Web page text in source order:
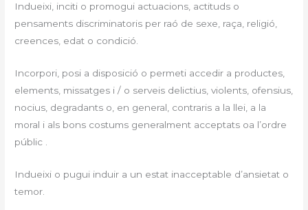
Indueixi, inciti o promogui actuacions, actituds o
pensaments discriminatoris per raó de sexe, raça, religió,
creences, edat o condició.
Incorpori, posi a disposició o permeti accedir a productes,
elements, missatges i / o serveis delictius, violents, ofensius,
nocius, degradants o, en general, contraris a la llei, a la
moral i als bons costums generalment acceptats oa l’ordre
públic .
Indueixi o pugui induir a un estat inacceptable d’ansietat o
temor.